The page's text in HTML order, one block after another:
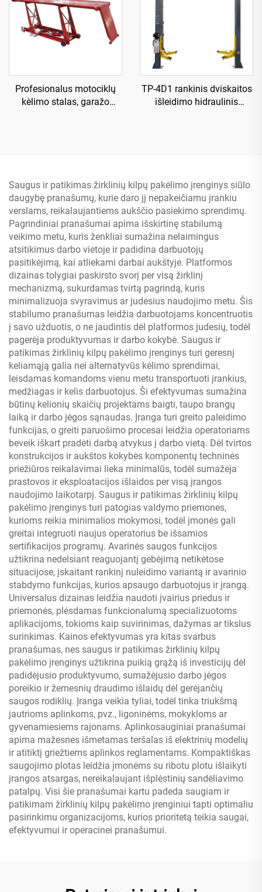
Profesionalus motociklų
kėlimo stalas, garažo
TP-4D1 rankinis dviskaitos
išleidimo hidraulinis
Saugus ir patikimas žirklinių kilpų pakėlimo įrenginys siūlo
daugybę pranašumų, kurie daro jį nepakeičiamu įrankiu
verslams, reikalaujantiems aukščio pasiekimo sprendimų.
Pagrindiniai pranašumai apima išskirtinę stabilumą
veikimo metu, kuris ženkliai sumažina nelaimingus
atsitikimus darbo vietoje ir padidina darbuotojų
pasitikėjimą, kai atliekami darbai aukštyje. Platformos
dizainas tolygiai paskirsto svorį per visą žirklinį
mechanizmą, sukurdamas tvirtą pagrindą, kuris
minimalizuoja svyravimus ar judesius naudojimo metu. Šis
stabilumo pranašumas leidžia darbuotojams koncentruotis
į savo užduotis, o ne jaudintis dėl platformos judesių, todėl
pagerėja produktyvumas ir darbo kokybė. Saugus ir
patikimas žirklinių kilpų pakėlimo įrenginys turi geresnį
keliamąją galia nei alternatyvūs kėlimo sprendimai,
leisdamas komandoms vienu metu transportuoti įrankius,
medžiagas ir kelis darbuotojus. Ši efektyvumas sumažina
būtinų kelionių skaičių projektams baigti, taupo brangų
laiką ir darbo jėgos sąnaudas. Įranga turi greito paleidimo
funkcijas, o greiti paruošimo procesai leidžia operatoriams
beveik iškart pradėti darbą atvykus į darbo vietą. Dėl tvirtos
konstrukcijos ir aukštos kokybės komponentų techninės
priežiūros reikalavimai lieka minimalūs, todėl sumažėja
prastovos ir eksploatacijos išlaidos per visą įrangos
naudojimo laikotarpį. Saugus ir patikimas žirklinių kilpų
pakėlimo įrenginys turi patogias valdymo priemones,
kurioms reikia minimalios mokymosi, todėl įmonės gali
greitai integruoti naujus operatorius be išsamios
sertifikacijos programų. Avarinės saugos funkcijos
užtikrina nedelsiant reaguojantį gebėjimą netikėtose
situacijose, įskaitant rankinį nuleidimo variantą ir avarinio
stabdymo funkcijas, kurios apsaugo darbuotojus ir įrangą.
Universalus dizainas leidžia naudoti įvairius priedus ir
priemonės, plėsdamas funkcionalumą specializuotoms
aplikacijoms, tokioms kaip suvirinimas, dažymas ar tikslus
surinkimas. Kainos efektyvumas yra kitas svarbus
pranašumas, nes saugus ir patikimas žirklinių kilpų
pakėlimo įrenginys užtikrina puikią grąžą iš investicijų dėl
padidėjusio produktyvumo, sumažėjusio darbo jėgos
poreikio ir žemesnių draudimo išlaidų dėl gerėjančių
saugos rodiklių. Įranga veikia tyliai, todėl tinka triukšmą
jautrioms aplinkoms, pvz., ligoninėms, mokykloms ar
gyvenamiesiems rajonams. Aplinkosauginiai pranašumai
apima mažesnes išmetamas teršalas iš elektrinių modelių
ir atitiktį griežtiems aplinkos reglamentams. Kompaktiškas
saugojimo plotas leidžia įmonėms su ribotu plotu išlaikyti
įrangos atsargas, nereikalaujant išplėstinių sandėliavimo
patalpų. Visi šie pranašumai kartu padeda saugiam ir
patikimam žirklinių kilpų pakėlimo įrenginiui tapti optimaliu
pasirinkimu organizacijoms, kurios prioritetą teikia saugai,
efektyvumui ir operacinei pranašumui.